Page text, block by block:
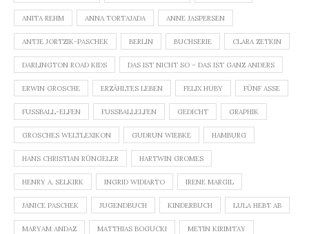
ANITA REHM ANNA TORTAJADA ANNE JASPERSEN
ANTJE JORTZIK-PASCHEK BERLIN BUCHSERIE CLARA ZETKIN
DARLINGTON ROAD KIDS DAS IST NICHT SO – DAS IST GANZ ANDERS
ERWIN GROSCHE ERZÄHLTES LEBEN FELIX HUBY FÜNF ASSE
FUSSBALL-ELFEN FUSSBALLELFEN GEDICHT GRAPHIK
GROSCHES WELTLEXIKON GUDRUN WIEBKE HAMBURG
HANS CHRISTIAN RÜNGELER HARTWIN GROMES
HENRY A. SELKIRK INGRID WIDIARTO IRENE MARGIL
JANICE PASCHEK JUGENDBUCH KINDERBUCH LULA HEBT AB
MARYAM ANDAZ MATTHIAS BOGUCKI METIN KIRIMTAY